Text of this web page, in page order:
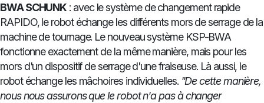
BWA SCHUNK : avec le système de changement rapide
RAPIDO, le robot échange les différents mors de serrage de la
machine de tournage. Le nouveau système KSP-BWA
fonctionne exactement de la même manière, mais pour les
mors d'un dispositif de serrage d'une fraiseuse. Là aussi, le
robot échange les mâchoires individuelles. "De cette manière,
nous nous assurons que le robot n'a pas à changer